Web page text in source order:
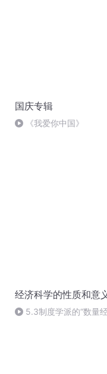
国庆专辑
《我爱你中国》
经济科学的性质和意
5.3制度学派的“数量